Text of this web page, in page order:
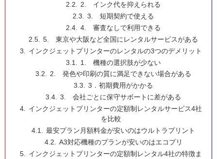
2. インク代を抑えられる
3. 短期契約で使える
4. 審査なしで利用できる
5. 東京や大阪など全国にレンタルサービスがある
インクジェットプリンターのレンタルの3つのデメリット
1. 機種の選択肢が少ない
2. 発色や印刷の質に満足できない場合がある
3．初期費用がかかる
3. 会社ごとに保守サポートに差がある
インクジェットプリンターの定額制レンタルサービス4社
を比較
最安プラン月額料金が安いのはウルトラプリント
A3対応機種のプランが安いのはエコプリ
インクジェットプリンターの定額制レンタル4社の特徴ま